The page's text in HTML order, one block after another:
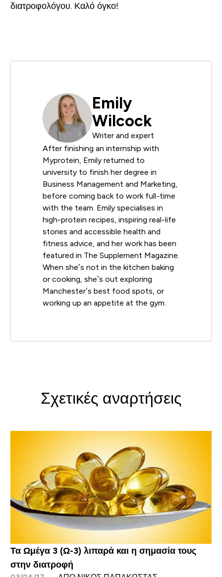
διατροφολόγου. Καλό όγκο!
Emily
Wilcock
Writer and expert
After finishing an internship with
Myprotein, Emily returned to
university to finish her degree in
Business Management and Marketing,
before coming back to work full-time
with the team. Emily specialises in
high-protein recipes, inspiring real-life
stories and accessible health and
fitness advice, and her work has been
featured in The Supplement Magazine.
When she’s not in the kitchen baking
or cooking, she’s out exploring
Manchester’s best food spots, or
working up an appetite at the gym.
Σχετικές αναρτήσεις
Τα Ωμέγα 3 (Ω-3) λιπαρά και η σημασία τους
στην διατροφή